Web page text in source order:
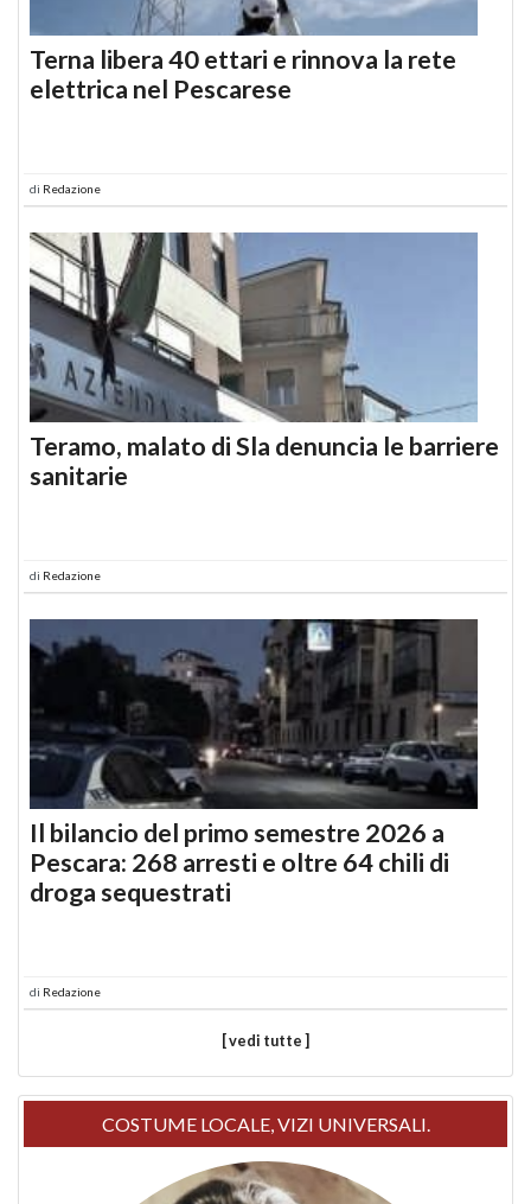
Terna libera 40 ettari e rinnova la rete
elettrica nel Pescarese
di Redazione
Teramo, malato di Sla denuncia le barriere
sanitarie
di Redazione
Il bilancio del primo semestre 2026 a
Pescara: 268 arresti e oltre 64 chili di
droga sequestrati
di Redazione
[ vedi tutte ]
COSTUME LOCALE, VIZI UNIVERSALI.